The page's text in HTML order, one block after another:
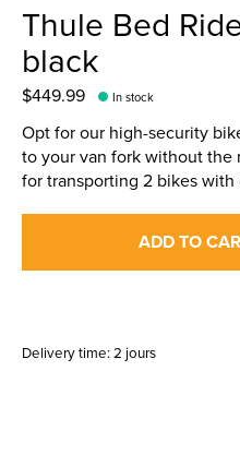
Thule Bed
black
$449.99 In stock
Opt for our high-security
to your van fork without the
for transporting 2 bikes
ADD TO
Delivery time: 2 jours